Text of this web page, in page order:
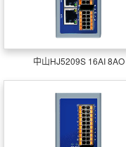
中山HJ5209S 16AI 8AO